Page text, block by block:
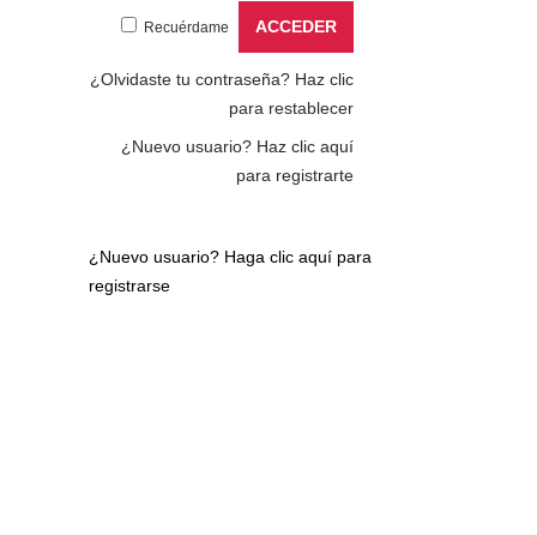
Recuérdame
¿Olvidaste tu contraseña? Haz clic
para restablecer
¿Nuevo usuario? Haz clic aquí
para registrarte
¿Nuevo usuario? Haga clic aquí para
registrarse